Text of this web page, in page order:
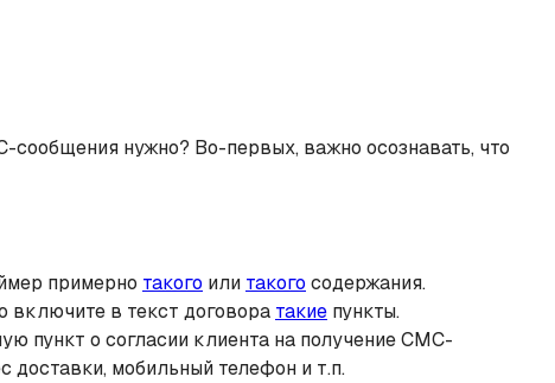
сообщения нужно? Во-первых, важно осознавать, что
примерно такого или такого содержания.
включите в текст договора такие пункты.
пункт о согласии клиента на получение СМС-
мобильный телефон и т.п.